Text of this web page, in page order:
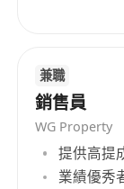
5. 結算保障
兼職
銷售員
WG Property
提供高提
業績優秀